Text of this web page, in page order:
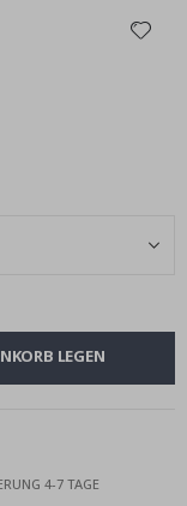
LEGEN
4-7 TAGE